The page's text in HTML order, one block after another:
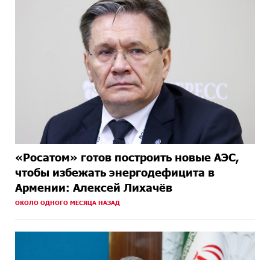
«Росатом» готов построить новые АЭС,
чтобы избежать энергодефицита в
Армении: Алексей Лихачёв
ОКОЛО ОДНОГО МЕСЯЦА НАЗАД